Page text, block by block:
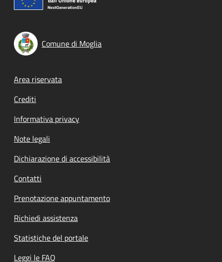
Comune di Moglia
Footer menu
Area riservata
Crediti
Informativa privacy
Note legali
Dichiarazione di accessibilità
Contatti
Prenotazione appuntamento
Richiedi assistenza
Statistiche del portale
Leggi le FAQ